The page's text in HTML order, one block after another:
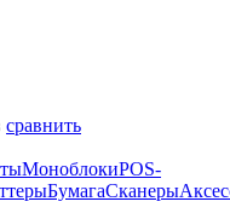
сравнить
МоноблокиPOS-
БумагаСканеры